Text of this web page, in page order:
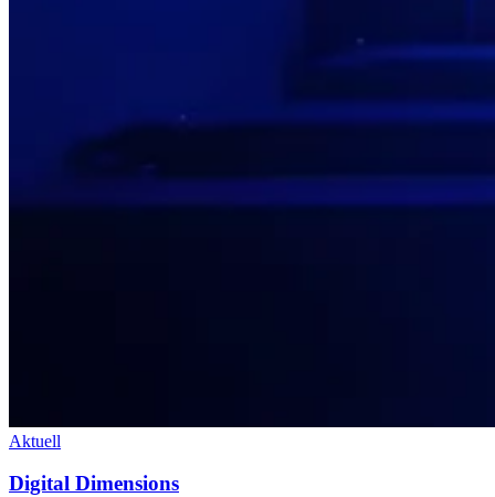
Aktuell
Digital Dimensions